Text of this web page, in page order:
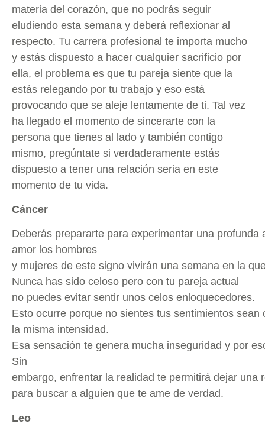
materia del corazón, que no podrás seguir
eludiendo esta semana y deberá reflexionar al
respecto. Tu carrera profesional te importa mucho
y estás dispuesto a hacer cualquier sacrificio por
ella, el problema es que tu pareja siente que la
estás relegando por tu trabajo y eso está
provocando que se aleje lentamente de ti. Tal vez
ha llegado el momento de sincerarte con la
persona que tienes al lado y también contigo
mismo, pregúntate si verdaderamente estás
dispuesto a tener una relación seria en este
momento de tu vida.
Cáncer
Deberás prepararte para experimentar una
amor los hombres
y mujeres de este signo vivirán una semana en la
Nunca has sido celoso pero con tu pareja actual
no puedes evitar sentir unos celos enloquecedores.
Esto ocurre porque no sientes tus sentimientos sean
la misma intensidad.
Esa sensación te genera mucha inseguridad y por
Sin
embargo, enfrentar la realidad te permitirá dejar una
para buscar a alguien que te ame de verdad.
Leo